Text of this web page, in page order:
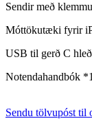
Sendir með
Móttökutæki fyrir
USB til gerð C
Notendahandbók *1
Sendu tölvupóst til